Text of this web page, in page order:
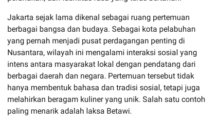
Jakarta sejak lama dikenal sebagai ruang pertemuan
berbagai bangsa dan budaya. Sebagai kota pelabuhan
yang pernah menjadi pusat perdagangan penting di
Nusantara, wilayah ini mengalami interaksi sosial yang
intens antara masyarakat lokal dengan pendatang dari
berbagai daerah dan negara. Pertemuan tersebut tidak
hanya membentuk bahasa dan tradisi sosial, tetapi juga
melahirkan beragam kuliner yang unik. Salah satu contoh
paling menarik adalah laksa Betawi.